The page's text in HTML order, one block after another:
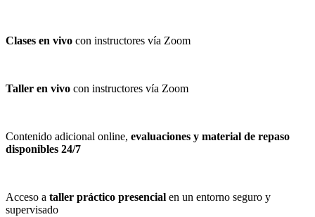
Clases en vivo con instructores vía Zoom
Taller en vivo con instructores vía Zoom
Contenido adicional online, evaluaciones y material de repaso
disponibles 24/7
Acceso a taller práctico presencial en un entorno seguro y
supervisado